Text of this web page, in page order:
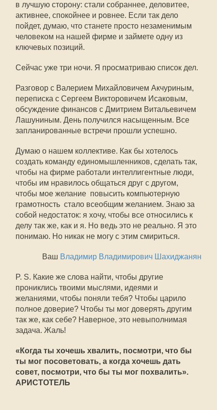
в лучшую сторону: стали собраннее, деловитее,
активнее, спокойнее и ровнее. Если так дело
пойдет, думаю, что станете просто незаменимым
человеком на нашей фирме и займете одну из
ключевых позиций.
Сейчас уже три ночи. Я просматриваю список дел.
Разговор с Валерием Михайловичем Акчуриным,
переписка с Сергеем Викторовичем Исаковым,
обсуждение финансов с Дмитрием Витальевичем
Лашуниным. День получился насыщенным. Все
запланированные встречи прошли успешно.
Думаю о нашем коллективе. Как бы хотелось
создать команду единомышленников, сделать так,
чтобы на фирме работали интеллигентные люди,
чтобы им нравилось общаться друг с другом,
чтобы мое желание  повысить компьютерную
грамотность  стало всеобщим желанием. Знаю за
собой недостаток: я хочу, чтобы все относились к
делу так же, как и я. Но ведь это не реально. Я это
понимаю. Но никак не могу с этим смириться.
Ваш Владимир Владимирович Шахиджанян
P. S. Какие же слова найти, чтобы другие
прониклись твоими мыслями, идеями и
желаниями, чтобы поняли тебя? Чтобы царило
полное доверие? Чтобы ты мог доверять другим
так же, как себе? Наверное, это невыполнимая
задача. Жаль!
«Когда ты хочешь хвалить, посмотри, что бы
ты мог посоветовать, а когда хочешь дать
совет, посмотри, что бы ты мог похвалить».
АРИСТОТЕЛЬ